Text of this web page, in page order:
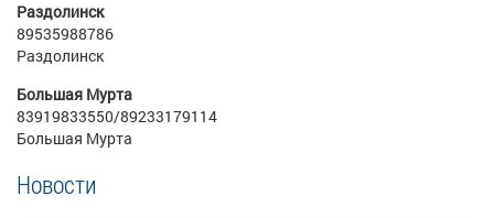
Раздолинск
89535988786
Раздолинск
Большая Мурта
83919833550/89233179114
Большая Мурта
Новости